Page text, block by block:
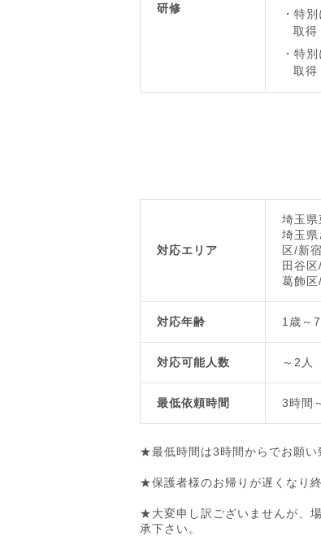
研修
特別
取得
特別
取得
対応エリア
埼玉県
埼玉
区/新
田谷
葛飾
対応年齢 1歳～
対応可能人数 ～2人
最低依頼時間 3時間
★最低時間は3時間からでお願い
★保護者様のお帰りが遅くなり
★大変申し訳ございませんが、
承下さい。